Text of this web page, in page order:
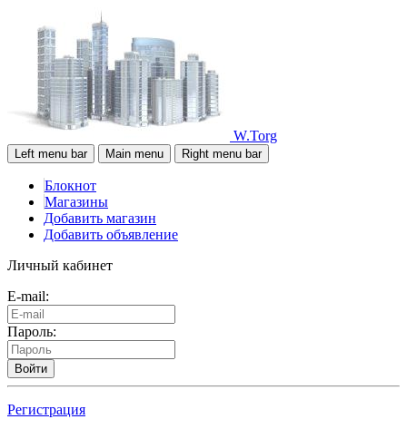
W.Torg
Left menu bar Main menu Right menu bar
Блокнот
Магазины
Добавить магазин
Добавить объявление
Личный кабинет
E-mail:
Пароль:
Войти
Регистрация